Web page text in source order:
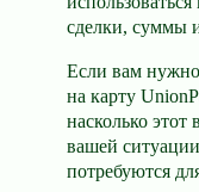
сделки, суммы
Если вам нужно
на карту
насколько
вашей
потребуются